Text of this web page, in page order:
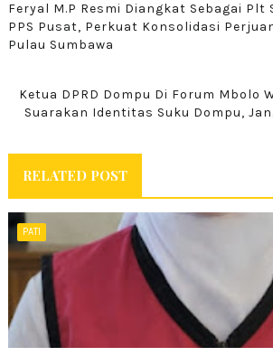
Feryal M.P Resmi Diangkat Sebagai Plt
PPS Pusat, Perkuat Konsolidasi
Pulau Sumbawa
Ketua DPRD Dompu Di Forum Mbolo
Suarakan Identitas Suku Dompu,
RELATED POST
PATI